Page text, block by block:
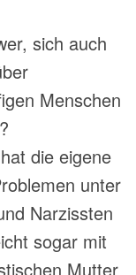
sich auch
Menschen
die eigene
unter
Narzissten
sogar mit
Mutter